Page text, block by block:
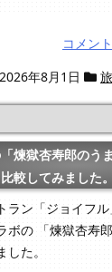
コメン
2026年8月1日
煉獄杏寿郎のう
較してみました。
ラン「ジョイフ
ボの 「煉獄杏寿
た。